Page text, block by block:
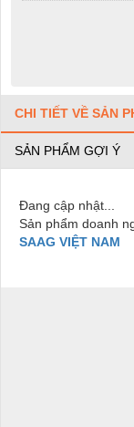
CHI TIẾT VỀ SẢN
SẢN PHẨM GỢI Ý
Đang cập nhật...
Sản phẩm doanh
SAAG VIỆT NAM